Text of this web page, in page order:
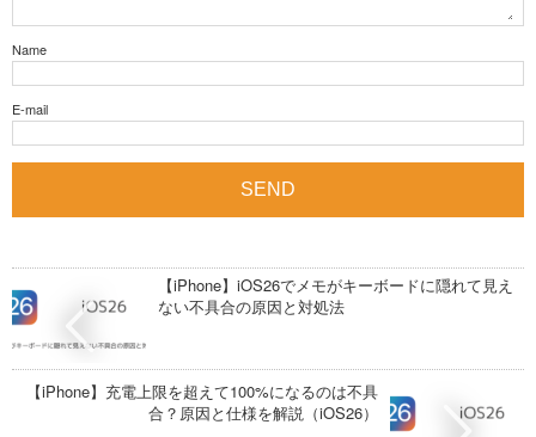
Name
E-mail
【iPhone】iOS26でメモがキーボードに隠れて見え
ない不具合の原因と対処法
【iPhone】充電上限を超えて100%になるのは不具
合？原因と仕様を解説（iOS26）